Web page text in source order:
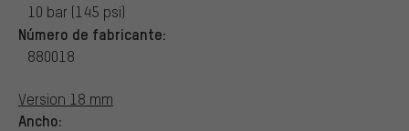
10 bar (145 psi)
Número de fabricante:
880018
Version 18 mm
Ancho: